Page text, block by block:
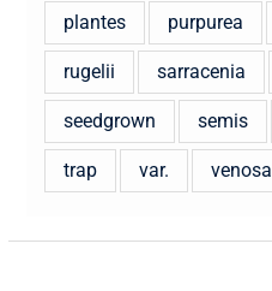
plantes purpurea
rugelii sarracenia
seedgrown semis
trap var. venosa